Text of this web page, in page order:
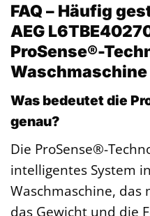
FAQ – Häufig
AEG
ProSense®-
Waschmaschine
Was bedeutet die
genau?
Die ProSense®-
intelligentes System
Waschmaschine, das
das Gewicht und die